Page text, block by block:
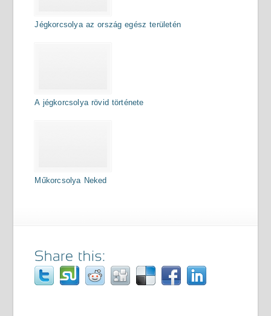
Jégkorcsolya az ország egész területén
A jégkorcsolya rövid története
Műkorcsolya Neked